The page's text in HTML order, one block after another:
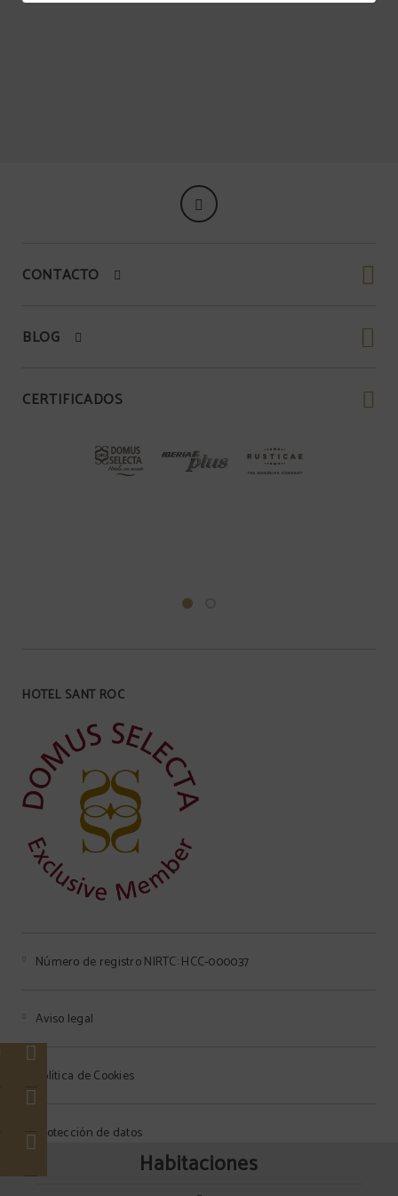
Habitaciones
CONTACTO
BLOG
CERTIFICADOS
HOTEL SANT ROC
Número de registro NIRTC: HCC-000037
Aviso legal
Política de Cookies
Protección de datos